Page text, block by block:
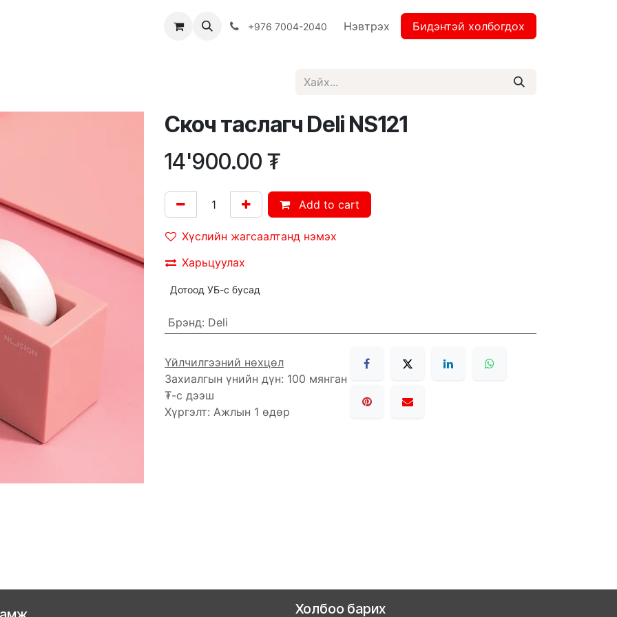
Хямдрал ♻️ Эко шогол+976 7004-2040 Нэвтрэх Бидэнтэй холбогдох
Скоч таслагч Deli NS121
14'900.00 ₮
Add to cart
Хүслийн жагсаалтанд нэмэх
Харьцуулах
Дотоод УБ-с бусад
Брэнд: Deli
Үйлчилгээний нөхцөл
Захиалгын үнийн дүн: 100 мянган
₮-с дээш
Хүргэлт: Ажлын 1 өдөр
Холбоо барих